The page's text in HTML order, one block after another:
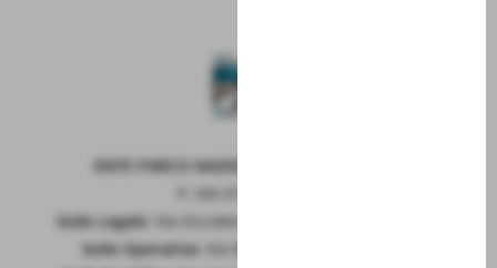
ENTE PARCO NAZIONALE DELLA MAIELLA
Sede Legale:
Via Occidentale 6, GUARDIAGRELE (Ch)
Sede Operativa: